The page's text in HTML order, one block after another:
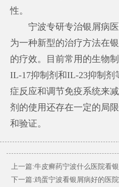
性。
宁波专研专治银屑病医
为一种新型的治疗方法在
的疗效。目前常用的生物
IL-17抑制剂和IL-23抑制剂
症反应和调节免疫系统来
剂的使用还存在一定的局
和验证。
上一篇:牛皮癣药宁波什么医院看
下一篇:鸡蛋宁波看银屑病好的医